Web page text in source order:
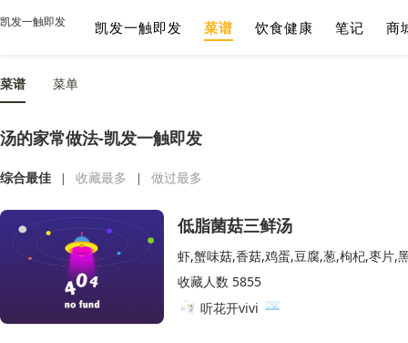
凯发一触即发 凯发一触即发 菜谱 饮食健康 笔记 商
菜谱 菜单
汤的家常做法-凯发一触即发
综合最佳 | 收藏最多 | 做过最多
低脂菌菇三鲜汤
虾,蟹味菇,香菇,鸡蛋,豆腐,葱,枸杞,枣片,
收藏人数 5855
听花开vivi